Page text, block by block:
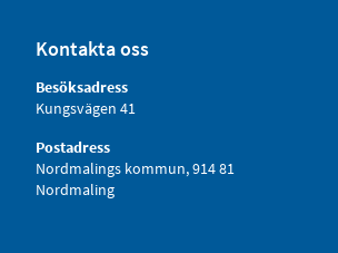
Kontakta oss
Besöksadress
Kungsvägen 41
Postadress
Nordmalings kommun, 914 81
Nordmaling